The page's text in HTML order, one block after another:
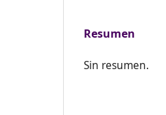
Resumen
Sin resumen.